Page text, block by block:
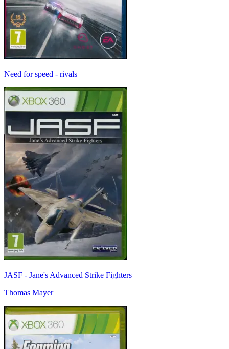
Need for speed - rivals
JASF - Jane's Advanced Strike Fighters
Thomas Mayer